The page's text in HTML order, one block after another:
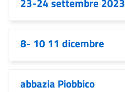
8- 10 11 dicembre
abbazia Piobbico